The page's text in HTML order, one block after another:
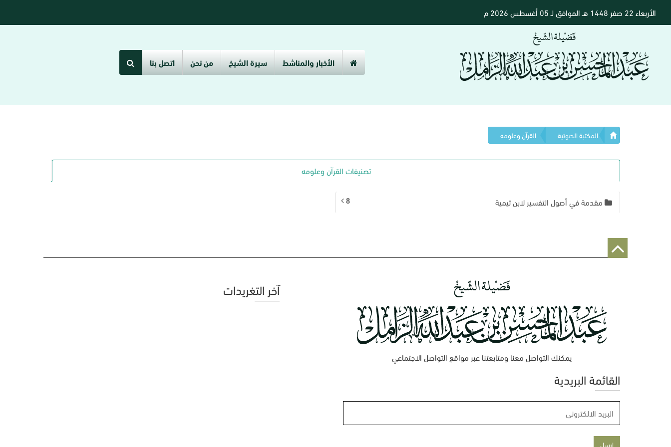
الأربعاء 22 صفر 1448 هـ الموافق لـ 05 أغسطس 2026 م
الأخبار والمناشط سيرة الشيخ من نحن اتصل بنا
المكتبة الصوتية القرآن وعلومه
تصنيفات القرآن وعلومه
مقدمة في أصول التفسير لابن تيمية 8
يمكنك التواصل معنا ومتابعتنا عبر مواقع التواصل الاجتماعي
القائمة البريدية
آخر التغريدات